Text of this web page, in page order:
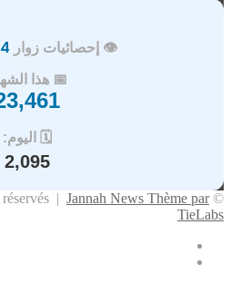
👁️ إحصائيات زوار
📅 هذا
🗓️ اليوم:
2,095
© Copyright 2026, Tous droits réservés |
Jannah News Thème par
TieLabs